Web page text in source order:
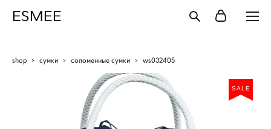
ESMEE
shop > сумки > соломенные сумки > ws032405
SALE